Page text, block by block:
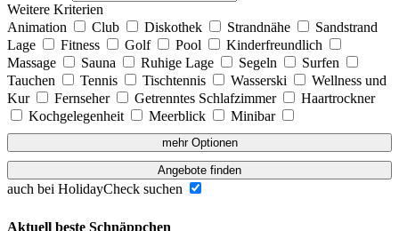
Weitere Kriterien
Animation
Club Diskothek Strandnähe
Sandstrand
Lage
Fitness Golf Pool
Kinderfreundlich
Massage
Sauna Ruhige Lage Segeln
Surfen
Tauchen
Tennis Tischtennis Wasserski
Wellness und
Kur
Fernseher Getrenntes Schlafzimmer
Haartrockner
Kochgelegenheit
Meerblick Minibar
mehr Optionen
Angebote finden
auch bei HolidayCheck suchen
Aktuell beste Schnäppchen